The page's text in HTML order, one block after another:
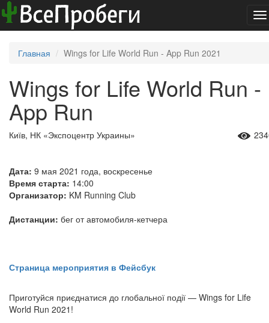
Главная Wings for Life World Run - App Run 2021
Wings for Life World Run -
App Run
Київ, НК «Экспоцентр Украины»
Дата: 9 мая 2021 года, воскресенье
Время старта: 14:00
Организатор: KM Running Club
Дистанции: бег от автомобиля-кетчера
Страница мероприятия в Фейсбук
Приготуйся приєднатися до глобальної події — Wings for Life
World Run 2021!